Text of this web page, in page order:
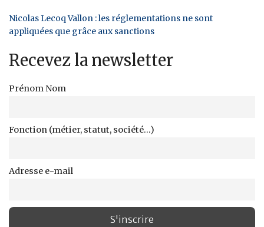
Nicolas Lecoq Vallon : les réglementations ne sont
appliquées que grâce aux sanctions
Recevez la newsletter
Prénom Nom
Fonction (métier, statut, société...)
Adresse e-mail